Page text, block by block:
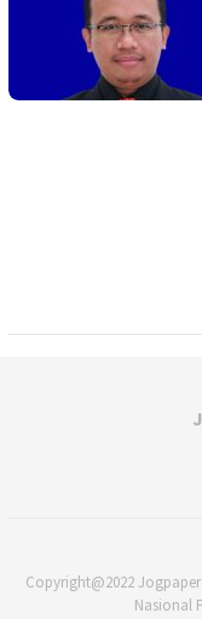
Copyright@2022
Nasional